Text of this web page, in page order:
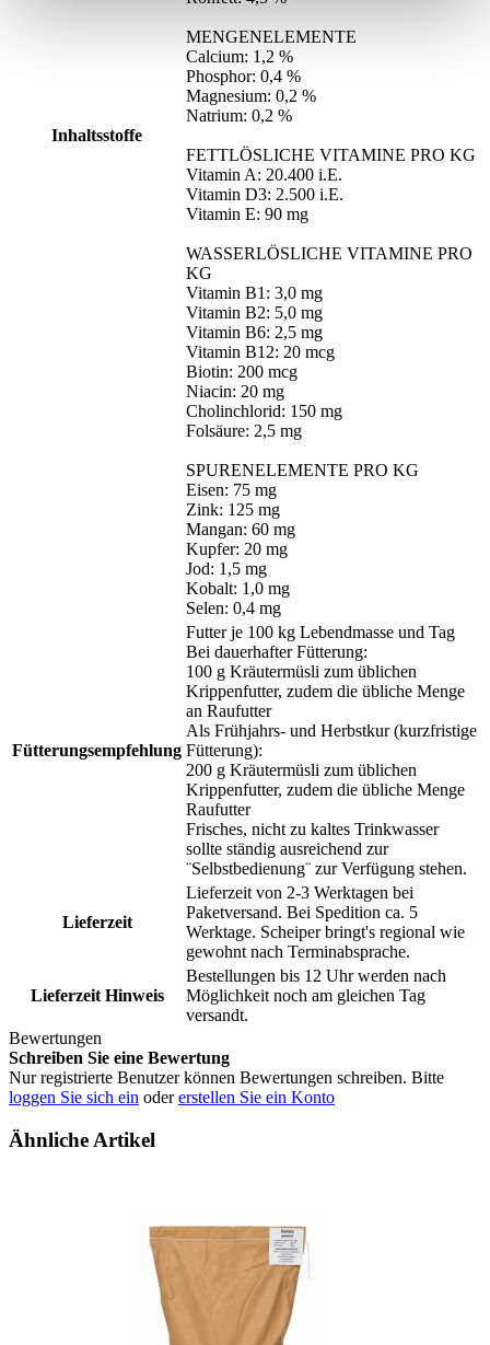
Inhaltsstoffe
MENGENELEMENTE
Calcium: 1,2 %
Phosphor: 0,4 %
Magnesium: 0,2 %
Natrium: 0,2 %
FETTLÖSLICHE VITAMINE PRO KG
Vitamin A: 20.400 i.E.
Vitamin D3: 2.500 i.E.
Vitamin E: 90 mg
WASSERLÖSLICHE VITAMINE PRO
KG
Vitamin B1: 3,0 mg
Vitamin B2: 5,0 mg
Vitamin B6: 2,5 mg
Vitamin B12: 20 mcg
Biotin: 200 mcg
Niacin: 20 mg
Cholinchlorid: 150 mg
Folsäure: 2,5 mg
SPURENELEMENTE PRO KG
Eisen: 75 mg
Zink: 125 mg
Mangan: 60 mg
Kupfer: 20 mg
Jod: 1,5 mg
Kobalt: 1,0 mg
Selen: 0,4 mg
Fütterungsempfehlung
Futter je 100 kg Lebendmasse und Tag
Bei dauerhafter Fütterung:
100 g Kräutermüsli zum üblichen
Krippenfutter, zudem die übliche Menge
an Raufutter
Als Frühjahrs- und Herbstkur (kurzfristige
Fütterung):
200 g Kräutermüsli zum üblichen
Krippenfutter, zudem die übliche Menge
Raufutter
Frisches, nicht zu kaltes Trinkwasser
sollte ständig ausreichend zur
¨Selbstbedienung¨ zur Verfügung stehen.
Lieferzeit
Lieferzeit von 2-3 Werktagen bei
Paketversand. Bei Spedition ca. 5
Werktage. Scheiper bringt's regional wie
gewohnt nach Terminabsprache.
Lieferzeit Hinweis
Bestellungen bis 12 Uhr werden nach
Möglichkeit noch am gleichen Tag
versandt.
Bewertungen
Schreiben Sie eine Bewertung
Nur registrierte Benutzer können Bewertungen schreiben. Bitte
loggen Sie sich ein odererstellen Sie ein Konto
Ähnliche Artikel